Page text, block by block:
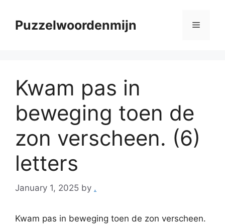
contentPuzzelwoordenmijn Menu
Kwam pas in
beweging toen de
zon verscheen. (6)
letters
January 1, 2025 by .
Kwam pas in beweging toen de zon verscheen.